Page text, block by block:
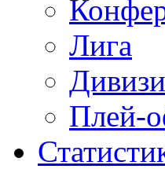
Лига
Плей-